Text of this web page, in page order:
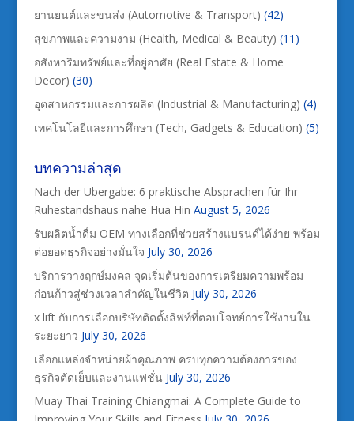
ยานยนต์และขนส่ง (Automotive & Transport) (42)
สุขภาพและความงาม (Health, Medical & Beauty) (11)
อสังหาริมทรัพย์และที่อยู่อาศัย (Real Estate & Home
Decor) (30)
อุตสาหกรรมและการผลิต (Industrial & Manufacturing) (4)
เทคโนโลยีและการศึกษา (Tech, Gadgets & Education) (5)
บทความล่าสุด
Nach der Übergabe: 6 praktische Absprachen für Ihr
Ruhestandshaus nahe Hua Hin August 5, 2026
รับผลิตน้ำดื่ม OEM ทางเลือกที่ช่วยสร้างแบรนด์ได้ง่าย พร้อม
ต่อยอดธุรกิจอย่างมั่นใจ July 30, 2026
บริการวางฤกษ์มงคล จุดเริ่มต้นของการเตรียมความพร้อม
ก่อนก้าวสู่ช่วงเวลาสำคัญในชีวิต July 30, 2026
x lift กับการเลือกบริษัทติดตั้งลิฟท์ที่ตอบโจทย์การใช้งานใน
ระยะยาว July 30, 2026
เลือกแหล่งจำหน่ายผ้าคุณภาพ ครบทุกความต้องการของ
ธุรกิจตัดเย็บและงานแฟชั่น July 30, 2026
Muay Thai Training Chiangmai: A Complete Guide to